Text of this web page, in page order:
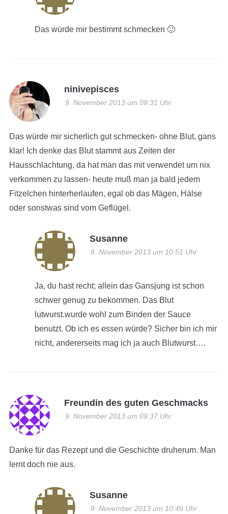
Das würde mir bestimmt schmecken 🙂
ninivepisces
9. November 2013 um 09:31 Uhr
Das würde mir sicherlich gut schmecken- ohne Blut, gans
klar! Ich denke das Blut stammt aus Zeiten der
Hausschlachtung, da hat man das mit verwendet um nix
verkommen zu lassen- heute muß man ja bald jedem
Fitzelchen hinterherlaufen, egal ob das Mägen, Hälse
oder sonstwas sind vom Geflügel.
Susanne
9. November 2013 um 10:51 Uhr
Ja, du hast recht; allein das Gansjung ist schon
schwer genug zu bekommen. Das Blut
lutwurst.wurde wohl zum Binden der Sauce
benutzt. Ob ich es essen würde? Sicher bin ich mir
nicht, andererseits mag ich ja auch Blutwurst….
Freundin des guten Geschmacks
9. November 2013 um 09:37 Uhr
Danke für das Rezept und die Geschichte druherum. Man
lernt doch nie aus.
Susanne
9. November 2013 um 10:49 Uhr